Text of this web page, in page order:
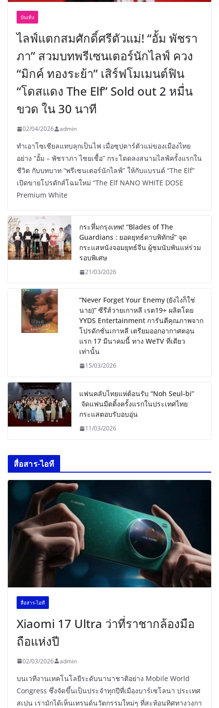
บันเทิง
ไลฟ์แตกสมศักดิ์ศรีตัวแม่! “อั้ม พัชรา
ภา” สวมบทพรีเซนเตอร์นักไลฟ์ ควง
“มิกค์ ทองระย้า” เสิร์ฟโมเมนต์ฟิน
“โดสแดง The Elf” Sold out 2 หมื่น
ขวด ใน 30 นาที
02/04/2026 admin
ทำเอาโซเชียลแทบลุกเป็นไฟ เมื่อซุปตาร์ตัวแม่ของเมืองไทย
อย่าง “อั้ม – พัชราภา ไชยเชื้อ” กระโดดลงสนามไลฟ์ครั้งแรกใน
ชีวิต กับบทบาท “พรีเซนเตอร์นักไลฟ์” ให้กับแบรนด์ “The Elf”
เปิดขายโปรดักส์โฉมใหม่ “The Elf NANO WHITE DOSE
Premium White
กระหึ่มกรุงเทพ! “Blades of The
Guardians : ยอดยุทธ์ดาบพิทักษ์” จุด
กระแสหนังจอมยุทธ์จีน ผู้ชมนับพันแห่ร่วม
รอบพิเศษ
21/03/2026
“Never Forget Your Enemy (ยังไงก็ใช่
นาย)” ซีรีส์วายเกาหลี เรต19+ ผลิตโดย
YYDS Entertainment การันตีคุณภาพจาก
โปรดักชั่นเกาหลี เตรียมออกอากาศตอน
แรก 17 มีนาคมนี้ ทาง WeTV ที่เดียว
เท่านั้น
15/03/2026
แฟนคลับไทยแห่ต้อนรับ “Noh Seul-bi”
จัดแฟนมีตติ้งครั้งแรกในประเทศไทย
กระแสตอบรับอบอุ่น
11/03/2026
สื่อสาร-ไอที
สื่อสาร-ไอที
Xiaomi 17 Ultra ว่าที่ราชากล้องมือ
ถือแห่งปี
02/03/2026 admin
บนเวทีงานเทคโนโลยีระดับนานาชาติอย่าง Mobile World
Congress ซึ่งจัดขึ้นเป็นประจำทุกปีที่เมืองบาร์เซโลนา ประเทศ
สเปน เรามักได้เห็นเทรนด์นวัตกรรมใหม่ๆ ที่สะท้อนทิศทางวงกา